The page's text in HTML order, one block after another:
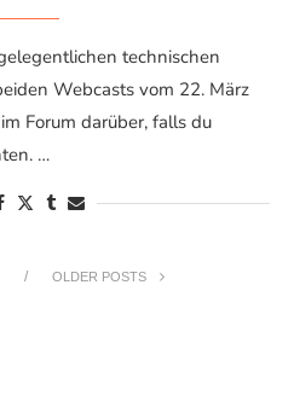
technischen
Webcasts vom 22. März
Forum darüber, falls du
…
OLDER POSTS